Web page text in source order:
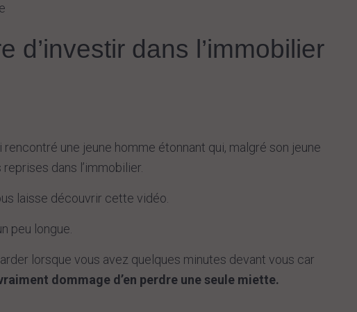
d’investir dans l’immobilier
rencontré une jeune homme étonnant qui, malgré son jeune
dans l’immobilier.
laisse découvrir cette vidéo.
peu longue.
lorsque vous avez quelques minutes devant vous car
dommage d’en perdre une seule miette.